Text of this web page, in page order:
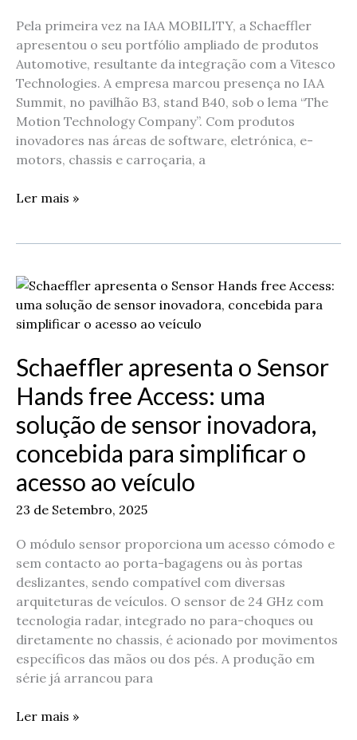
Pela primeira vez na IAA MOBILITY, a Schaeffler
apresentou o seu portfólio ampliado de produtos
Automotive, resultante da integração com a Vitesco
Technologies. A empresa marcou presença no IAA
Summit, no pavilhão B3, stand B40, sob o lema “The
Motion Technology Company”. Com produtos
inovadores nas áreas de software, eletrónica, e-
motors, chassis e carroçaria, a
software
na
IAA
MOBILITY
Ler mais »
Schaeffler apresenta o Sensor
Hands free Access: uma
solução de sensor inovadora,
concebida para simplificar o
acesso ao veículo
23 de Setembro, 2025
O módulo sensor proporciona um acesso cómodo e
sem contacto ao porta-bagagens ou às portas
deslizantes, sendo compatível com diversas
arquiteturas de veículos. O sensor de 24 GHz com
tecnologia radar, integrado no para-choques ou
diretamente no chassis, é acionado por movimentos
específicos das mãos ou dos pés. A produção em
série já arrancou para
Schaeffler
apresenta
o
Hands
free
Access:
uma
solução
de
sensor
inovadora,
concebida
simplificar
o
acesso
ao
veículo
Ler mais »